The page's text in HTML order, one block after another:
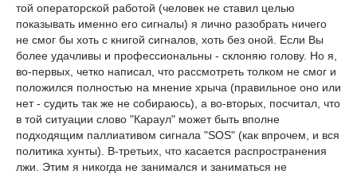
той операторской работой (человек не ставил целью
показывать именно его сигналы) я лично разобрать ничего
не смог бы хоть с книгой сигналов, хоть без оной. Если Вы
более удачливы и профессиональны - склоняю голову. Но я,
во-первых, четко написал, что рассмотреть толком не смог и
положился полностью на мнение хрыча (правильное оно или
нет - судить так же не собираюсь), а во-вторых, посчитал, что
в той ситуации слово "Караул" может быть вполне
подходящим паллиативом сигнала "SOS" (как впрочем, и вся
политика хунты). В-третьих, что касается распространения
лжи. Этим я никогда не занимался и заниматься не